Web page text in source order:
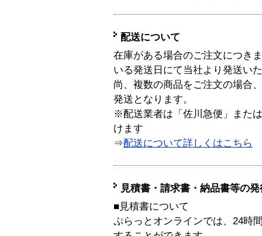
配送について
在庫がある場合のご注文につき
いる発送日にて当社より発送い
尚、複数の商品をご注文の場合
発送となります。
※配送業者は「佐川急便」また
けます
⇒配送について詳しくはこちら
見積書・請求書・納品書等の
■見積書について
ぷらっとオンラインでは、24時